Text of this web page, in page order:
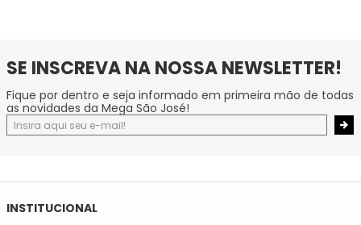
SE INSCREVA NA NOSSA NEWSLETTER!
Fique por dentro e seja informado em primeira mão de todas
as novidades da Mega São José!
INSTITUCIONAL